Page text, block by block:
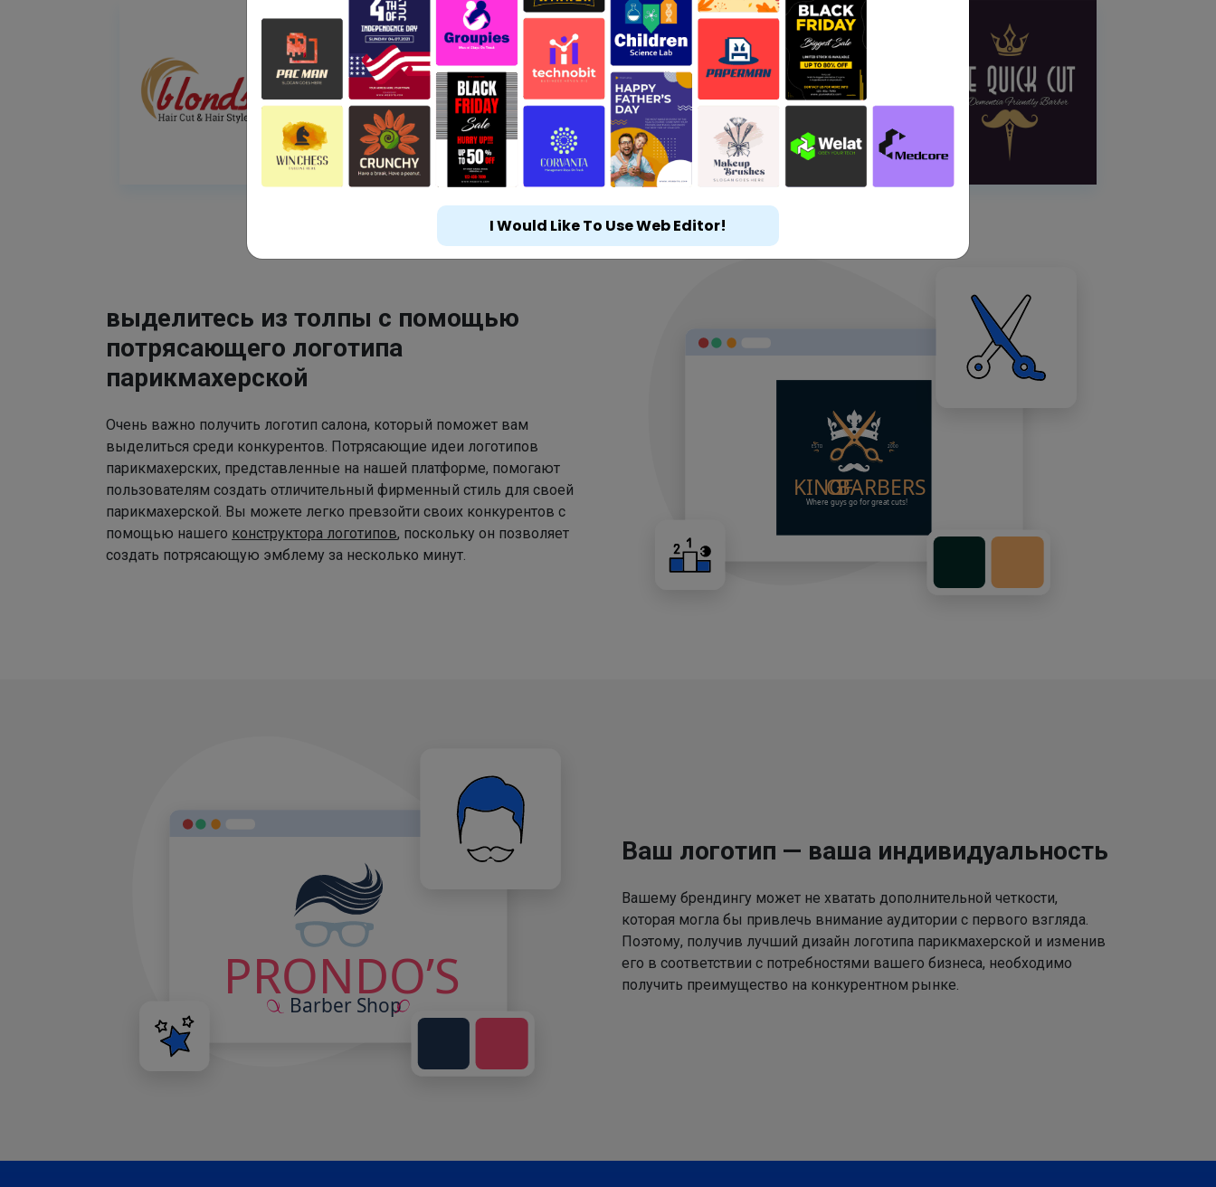
выделитесь из толпы с помощью
потрясающего логотипа
парикмахерской
Очень важно получить логотип салона, который поможет вам
выделиться среди конкурентов. Потрясающие идеи логотипов
парикмахерских, представленные на нашей платформе, помогают
пользователям создать отличительный фирменный стиль для своей
парикмахерской. Вы можете легко превзойти своих конкурентов с
помощью нашего конструктора логотипов, поскольку он позволяет
создать потрясающую эмблему за несколько минут.
Ваш логотип — ваша индивидуальность
Вашему брендингу может не хватать дополнительной четкости,
которая могла бы привлечь внимание аудитории с первого взгляда.
Поэтому, получив лучший дизайн логотипа парикмахерской и изменив
его в соответствии с потребностями вашего бизнеса, необходимо
получить преимущество на конкурентном рынке.
I Would Like To Use Web Editor!